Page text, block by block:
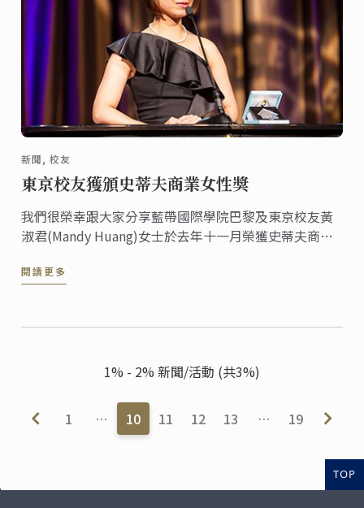
新聞, 校友
東京校友獲頒史蒂夫商業女性獎
我們很榮幸跟大家分享藍帶國際學院巴黎及東京校友黃
淑君(Mandy Huang)女士於去年十一月榮獲史蒂夫商業
獎。
閱讀更多
1% - 2% 新聞/活動 (共3%)
1 … 10 11 12 13 … 19
TOP